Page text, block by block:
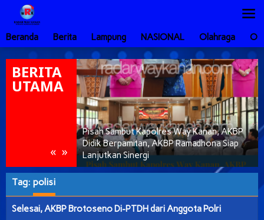
Lewati
konten
Beranda
Berita Lampung NASIONAL Olahraga
BERITA
UTAMA
« »
Pisah Sambut Kapolres Way Kanan, AKBP
Didik Berpamitan, AKBP Ramadhona Siap
Lanjutkan Sinergi
Tag: polisi
Selesai, AKBP Brotoseno Di-PTDH dari Anggota Polri